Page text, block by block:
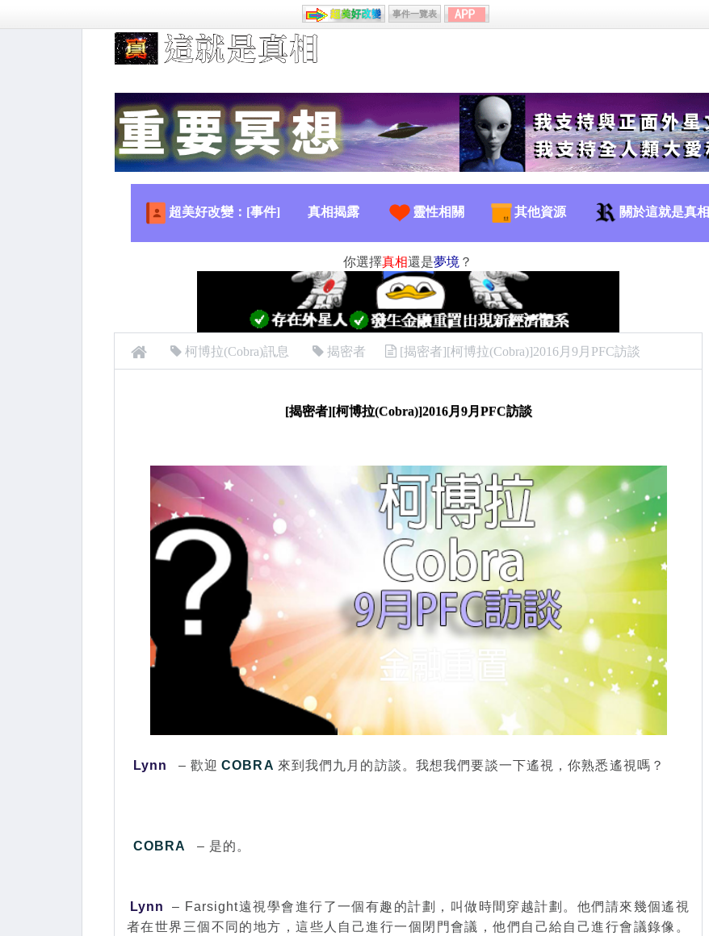
事件一覽表
超美好改變：[事件] 真相揭露 靈性相關 其他資源 關於這就是真相
你選擇真相還是夢境 ？
柯博拉(Cobra)訊息 揭密者 [揭密者][柯博拉(Cobra)]2016月9月PFC訪談
[揭密者][柯博拉(Cobra)]2016月9月PFC訪談
Lynn – 歡迎 COBRA 來到我們九月的訪談。我想我們要談一下遙視，你熟悉遙視嗎？
COBRA – 是的。
Lynn
– Farsight遠視學會進行了一個有趣的計劃，叫做時間穿越計劃。他們請來幾個遙視
者在世界三個不同的地方，這些人自己進行一個閉門會議，他們自己給自己進行會議錄像。